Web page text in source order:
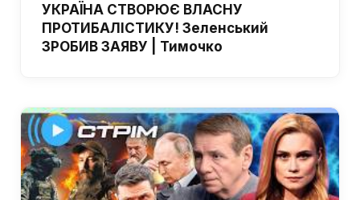
УКРАЇНА СТВОРЮЄ ВЛАСНУ
ПРОТИБАЛІСТИКУ! Зеленський
ЗРОБИВ ЗАЯВУ | Тимочко